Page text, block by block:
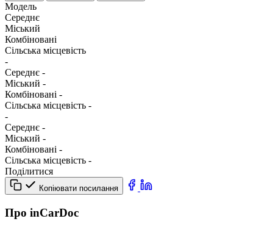
Модель
Середнє
Міський
Комбіновані
Сільська місцевість
-
Середнє -
Міський -
Комбіновані -
Сільська місцевість -
-
Середнє -
Міський -
Комбіновані -
Сільська місцевість -
Поділитися
Копіювати посилання
Про inCarDoc